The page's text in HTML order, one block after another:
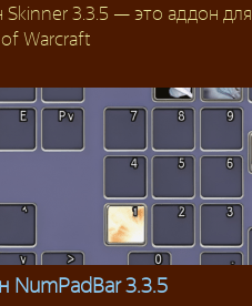
3.3.5 3.3.5 — это аддон для
Warcraft
NumPadBar 3.3.5